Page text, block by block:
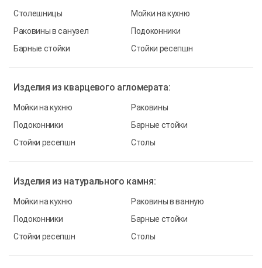
Столешницы
Мойки на кухню
Раковины в санузел
Подоконники
Барные стойки
Стойки ресепшн
Изделия из кварцевого агломерата:
Мойки на кухню
Раковины
Подоконники
Барные стойки
Стойки ресепшн
Столы
Изделия из натурального камня:
Мойки на кухню
Раковины в ванную
Подоконники
Барные стойки
Стойки ресепшн
Столы